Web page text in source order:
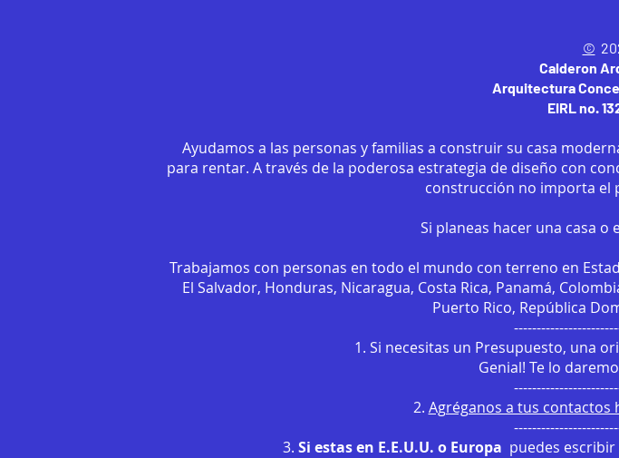
©
Calderon
Arquitectura
EIRL no.
Ayudamos a las personas y familias a construir su casa
para rentar. A través de la poderosa estrategia de diseño con
construcción no importa el
Si planeas hacer una casa
Trabajamos con personas en todo el mundo con terreno en
El Salvador, Honduras, Nicaragua, Costa Rica, Panamá,
Puerto Rico, República
1. Si necesitas un Presupuesto, una
Genial! Te lo
2. Agréganos a tus contactos
3. Si estas en E.E.U.U. o Europa puedes